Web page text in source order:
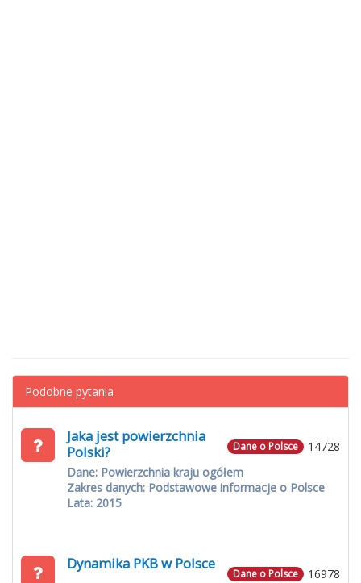
Podobne pytania
14728
Dane o Polsce
Jaka jest powierzchnia
Polski?
Dane: Powierzchnia kraju ogółem
Zakres danych: Podstawowe informacje o Polsce
Lata: 2015
16978
Dane o Polsce
Dynamika PKB w Polsce